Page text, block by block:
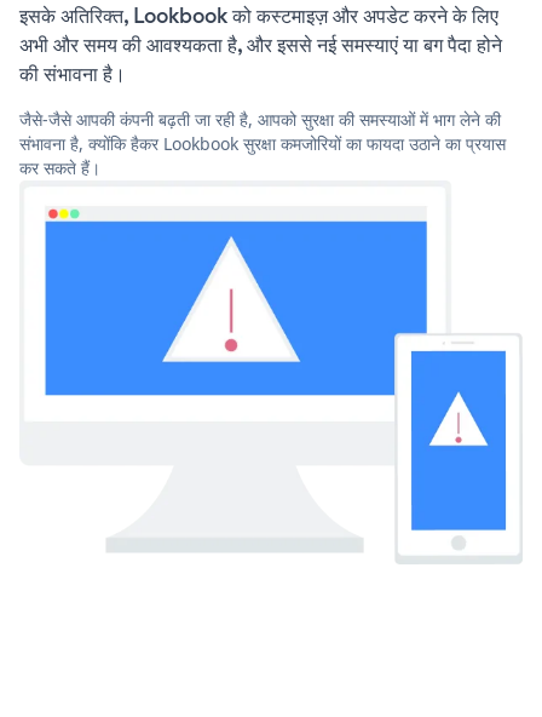
इसके अतिरिक्त, Lookbook को कस्टमाइज़ और अपडेट करने के लिए
अभी और समय की आवश्यकता है, और इससे नई समस्याएं या बग पैदा होने
की संभावना है।
जैसे-जैसे आपकी कंपनी बढ़ती जा रही है, आपको सुरक्षा की समस्याओं में भाग लेने की
संभावना है, क्योंकि हैकर Lookbook सुरक्षा कमजोरियों का फायदा उठाने का प्रयास
कर सकते हैं।